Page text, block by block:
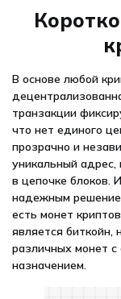
В основе любой
транзакции
что нет единого
прозрачно и
уникальный
в цепочке блоков.
надежным
есть монет
является биткойн,
различных монет с
назначением.